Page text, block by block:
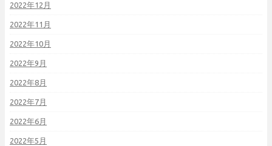
2022年12月
2022年11月
2022年10月
2022年9月
2022年8月
2022年7月
2022年6月
2022年5月